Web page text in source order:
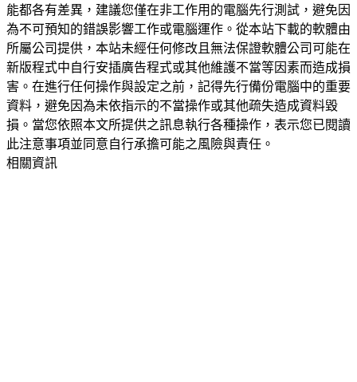
能都各有差異，建議您僅在非工作用的電腦先行測試，避免因
為不可預知的錯誤影響工作或電腦運作。從本站下載的軟體由
所屬公司提供，本站未經任何修改且無法保證軟體公司可能在
新版程式中自行安插廣告程式或其他維護不當等因素而造成損
害。在進行任何操作與設定之前，記得先行備份電腦中的重要
資料，避免因為未依指示的不當操作或其他疏失造成資料毀
損。當您依照本文所提供之訊息執行各種操作，表示您已閱讀
此注意事項並同意自行承擔可能之風險與責任。
相關資訊